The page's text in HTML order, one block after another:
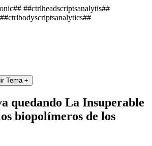
##ctrlheadscriptsanalytis##
##ctrlbodyscriptsanalytics##
Tema +
quedando La Insuperable
biopolímeros de los